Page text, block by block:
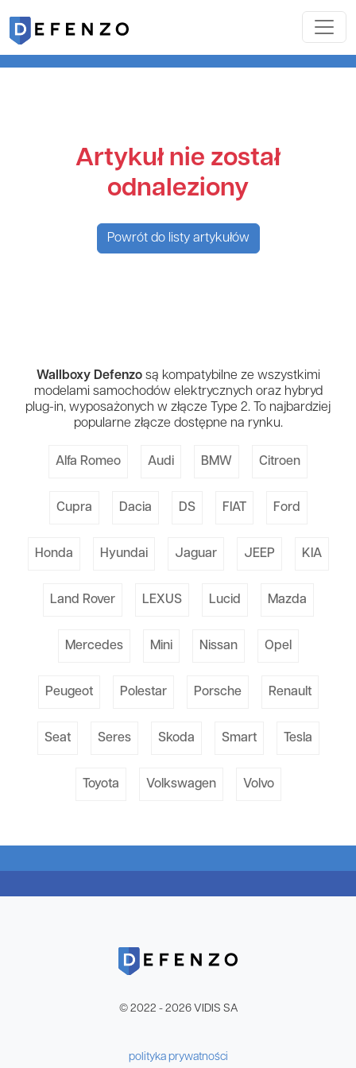
Artykuł nie został
odnaleziony
Powrót do listy artykułów
Wallboxy Defenzosą kompatybilne ze wszystkimi
modelami samochodów elektrycznych oraz hybryd
plug-in, wyposażonych w złącze Type 2. To najbardziej
popularne złącze dostępne na rynku.
Alfa Romeo Audi BMW Citroen
Cupra Dacia DS FIAT Ford
Honda Hyundai Jaguar JEEP KIA
Land Rover LEXUS Lucid Mazda
Mercedes Mini Nissan Opel
Peugeot Polestar Porsche Renault
Seat Seres Skoda Smart Tesla
Toyota Volkswagen Volvo
© 2022 - 2026 VIDIS SA
polityka prywatności